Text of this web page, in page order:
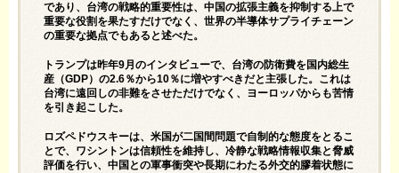
であり、台湾の戦略的重要性は、中国の拡張主義を抑制する上で
重要な役割を果たすだけでなく、世界の半導体サプライチェーン
の重要な拠点でもあると述べた。
トランプは昨年9月のインタビューで、台湾の防衛費を国内総生
産（GDP）の2.6％から10％に増やすべきだと主張した。これは
台湾に遠回しの非難をさせただけでなく、ヨーロッパからも苦情
を引き起こした。
ロズペドウスキーは、米国が二国間問題で自制的な態度をとるこ
とで、ワシントンは信頼性を維持し、冷静な戦略情報収集と脅威
評価を行い、中国との軍事衝突や長期にわたる外交的膠着状態に